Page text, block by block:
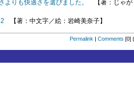
りも快適さを選びました。
【著：じゃが
【著：中文字／絵：岩崎美奈子】
Permalink Comments [0] |